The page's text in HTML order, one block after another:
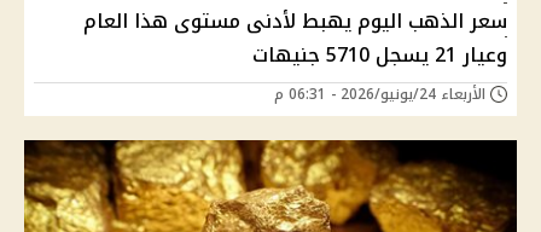
سعر الذهب اليوم يهبط لأدنى مستوى هذا العام
وعيار 21 يسجل 5710 جنيهات
الأربعاء 24/يونيو/2026 - 06:31 م